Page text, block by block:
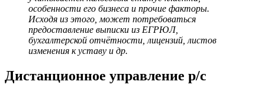
особенности его бизнеса и прочие факторы.
Исходя из этого, может потребоваться
предоставление выписки из ЕГРЮЛ,
бухгалтерской отчётности, лицензий, листов
изменения к уставу и др.
Дистанционное управление р/с